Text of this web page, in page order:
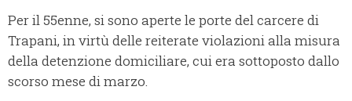
Per il 55enne, si sono aperte le porte del carcere di
Trapani, in virtù delle reiterate violazioni alla misura
della detenzione domiciliare, cui era sottoposto dallo
scorso mese di marzo.